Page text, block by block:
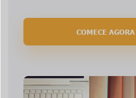
COMECE AGORA